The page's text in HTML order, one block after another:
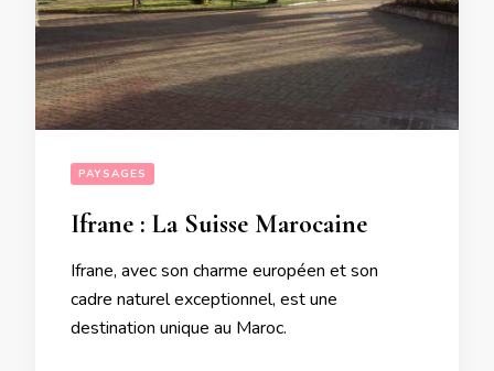
PAYSAGES
Ifrane : La Suisse Marocaine
Ifrane, avec son charme européen et son
cadre naturel exceptionnel, est une
destination unique au Maroc.